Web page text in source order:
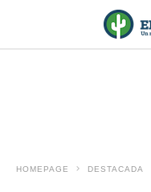
HOMEPAGE DESTACADA